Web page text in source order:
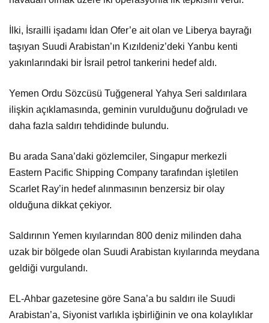
İlki, İsrailli işadamı İdan Ofer’e ait olan ve Liberya bayrağı
taşıyan Suudi Arabistan’ın Kızıldeniz’deki Yanbu kenti
yakınlarındaki bir İsrail petrol tankerini hedef aldı.
Yemen Ordu Sözcüsü Tuğgeneral Yahya Seri saldırılara
ilişkin açıklamasında, geminin vurulduğunu doğruladı ve
daha fazla saldırı tehdidinde bulundu.
Bu arada Sana’daki gözlemciler, Singapur merkezli
Eastern Pacific Shipping Company tarafından işletilen
Scarlet Ray’in hedef alınmasının benzersiz bir olay
olduğuna dikkat çekiyor.
Saldırının Yemen kıyılarından 800 deniz milinden daha
uzak bir bölgede olan Suudi Arabistan kıyılarında meydana
geldiği vurgulandı.
EL-Ahbar gazetesine göre Sana’a bu saldırı ile Suudi
Arabistan’a, Siyonist varlıkla işbirliğinin ve ona kolaylıklar